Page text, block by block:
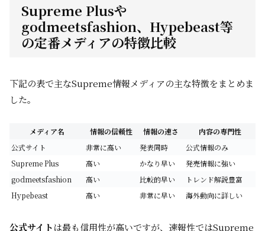
Supreme Plusや
godmeetsfashion、Hypebeast等
の定番メディアの特徴比較
下記の表で主なSupreme情報メディアの主な特徴をまとめま
した。
メディア名 情報の信頼性 情報の速さ
内容の専門性
公式サイト
非常に高い 発表同時
公式情報のみ
Supreme Plus
高い かなり早い
発売情報に強い
godmeetsfashion
高い 比較的早い
トレンド解説豊富
Hypebeast
高い 非常に早い 海外動向に詳しい
公式サイトは最も信用性が高いですが、速報性ではSupreme